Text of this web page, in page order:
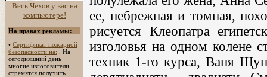
Весь Чехов у вас на
компьютере!
На правах рекламы:
• Сертификат пожарной
безопасности на: . На
сегодняшний день
многие изготовители
стремятся получить
ее, небрежная и томная,
рисуется Клеопатра
изголовья на одном колене
техник 1-го курса, Ваня